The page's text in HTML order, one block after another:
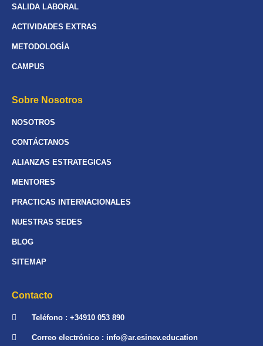
SALIDA LABORAL
ACTIVIDADES EXTRAS
METODOLOGÍA
CAMPUS
Sobre Nosotros
NOSOTROS
CONTÁCTANOS
ALIANZAS ESTRATEGICAS
MENTORES
PRACTICAS INTERNACIONALES
NUESTRAS SEDES
BLOG
SITEMAP
Contacto
Teléfono : +34910 053 890
Correo electrónico : info@ar.esinev.education